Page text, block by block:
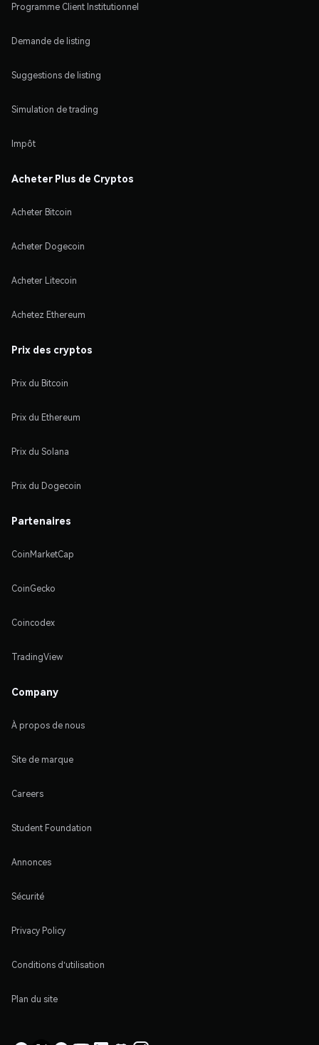
Programme Client Institutionnel
Demande de listing
Suggestions de listing
Simulation de trading
Impôt
Acheter Plus de Cryptos
Acheter Bitcoin
Acheter Dogecoin
Acheter Litecoin
Achetez Ethereum
Prix des cryptos
Prix du Bitcoin
Prix du Ethereum
Prix du Solana
Prix du Dogecoin
Partenaires
CoinMarketCap
CoinGecko
Coincodex
TradingView
Company
À propos de nous
Site de marque
Careers
Student Foundation
Annonces
Sécurité
Privacy Policy
Conditions d'utilisation
Plan du site